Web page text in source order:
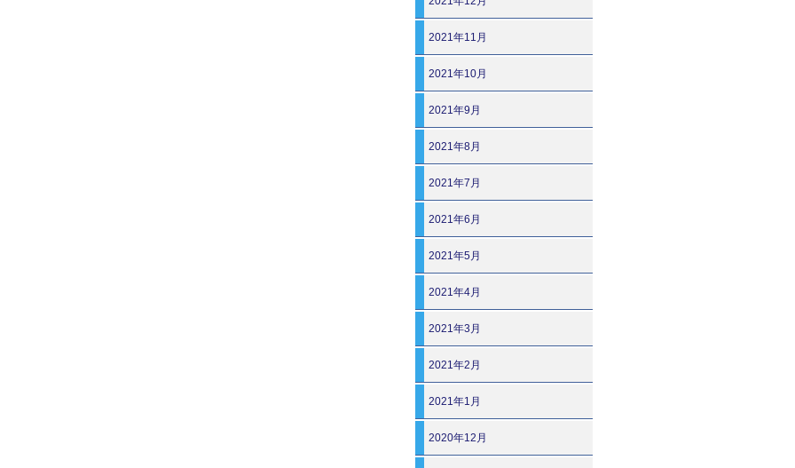
2021年11月
2021年10月
2021年9月
2021年8月
2021年7月
2021年6月
2021年5月
2021年4月
2021年3月
2021年2月
2021年1月
2020年12月